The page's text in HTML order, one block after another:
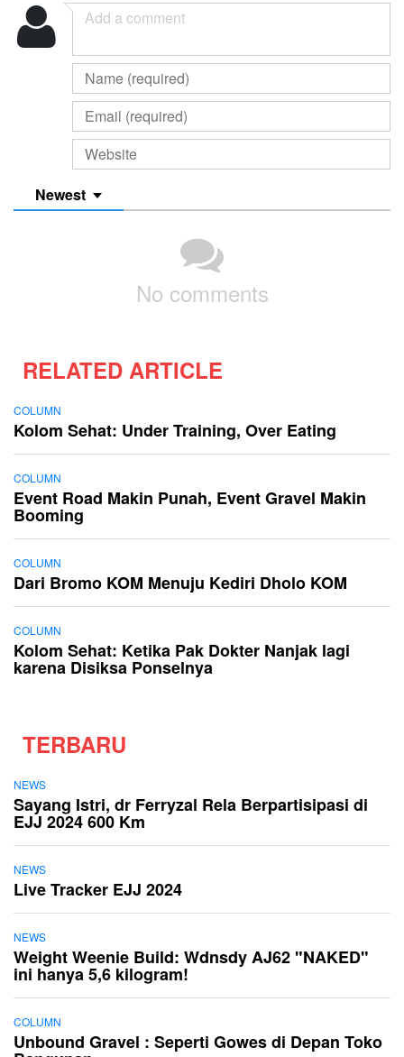
Newest
No comments
RELATED ARTICLE
COLUMN
Kolom Sehat: Under Training, Over Eating
COLUMN
Event Road Makin Punah, Event Gravel Makin
Booming
COLUMN
Dari Bromo KOM Menuju Kediri Dholo KOM
COLUMN
Kolom Sehat: Ketika Pak Dokter Nanjak lagi
karena Disiksa Ponselnya
TERBARU
NEWS
Sayang Istri, dr Ferryzal Rela Berpartisipasi di
EJJ 2024 600 Km
NEWS
Live Tracker EJJ 2024
NEWS
Weight Weenie Build: Wdnsdy AJ62 "NAKED"
ini hanya 5,6 kilogram!
COLUMN
Unbound Gravel : Seperti Gowes di Depan Toko